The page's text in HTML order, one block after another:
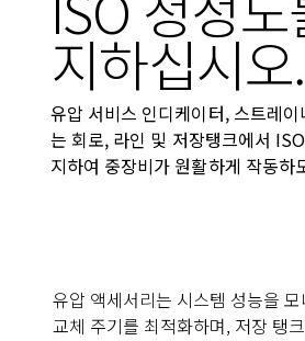
지하십시오.
유압 서비스 인디케이터, 스트레이
는 회로, 라인 및 저장탱크에서
지하여 중장비가 원활하게 작동하
유압 액세서리는 시스템 성능을
교체 주기를 최적화하며, 저장 탱